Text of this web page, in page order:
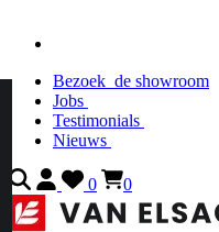
Bezoek de showroom
Jobs
Testimonials
Nieuws
0 0